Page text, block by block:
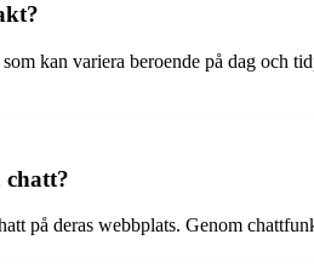
kan variera beroende på dag och
på deras webbplats. Genom